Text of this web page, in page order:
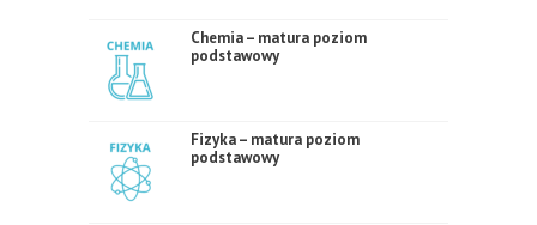
Chemia – matura poziom
podstawowy
Fizyka – matura poziom
podstawowy